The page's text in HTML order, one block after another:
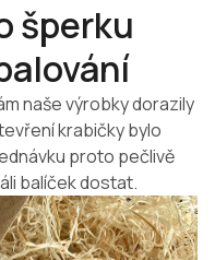
šperku
naše výrobky dorazily
krabičky bylo
proto pečlivě
balíček dostat.